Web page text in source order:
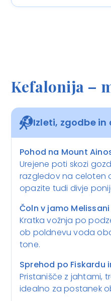
Kefalonija –
Izleti, zgodbe in
Pohod na Mount
Urejene poti skozi
razgledov na celoten
opazite tudi divje
Čoln v jamo Melissani
Kratka vožnja po
ob poldnevu voda
tone.
Sprehod po Fiskardu
Pristanišče z jahtami,
idealno za postanek